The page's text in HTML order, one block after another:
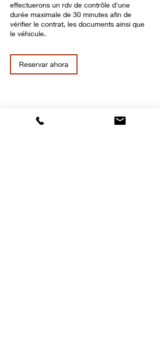
effectuerons un rdv de contrôle d'une
durée maximale de 30 minutes afin de
vérifier le contrat, les documents ainsi que
le véhicule.
Reservar ahora
Datos de contacto